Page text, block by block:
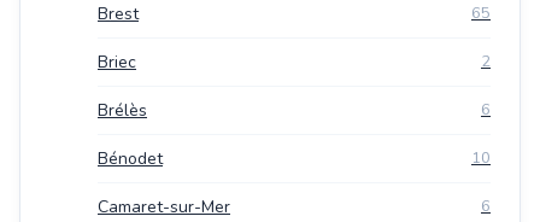
Brest 65
Briec 2
Brélès 6
Bénodet 10
Camaret-sur-Mer 6